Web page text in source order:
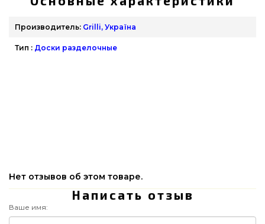
Производитель: Grilli, Україна
Тип : Доски разделочные
Нет отзывов об этом товаре.
Написать отзыв
Ваше имя: